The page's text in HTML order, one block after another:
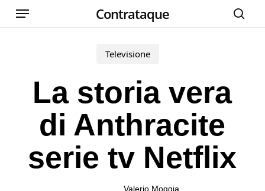
Skip
Contrataque
Menu
Televisione
La storia vera
di Anthracite
serie tv Netflix
Valerio Moggia